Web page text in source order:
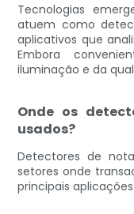
Tecnologias
atuem como
aplicativos que
Embora
iluminação e da
Onde os
usados?
Detectores de
setores onde
principais